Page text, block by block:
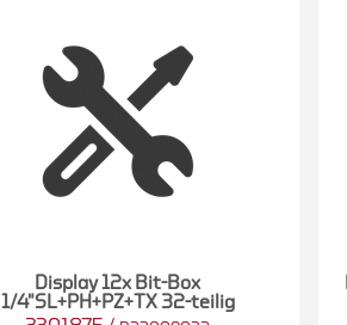
Display 12x Bit-Box
1/4"SL+PH+PZ+TX 32-teilig